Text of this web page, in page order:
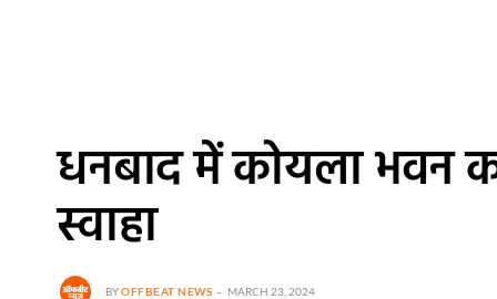
धनबाद में कोयला भवन
स्वाहा
BYOFFBEAT NEWS MARCH 23, 2024